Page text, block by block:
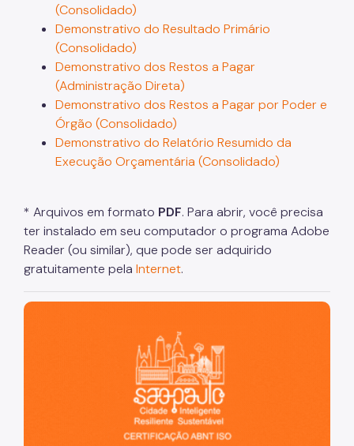
(Consolidado)
Demonstrativo do Resultado Primário
(Consolidado)
Demonstrativo dos Restos a Pagar
(Administração Direta)
Demonstrativo dos Restos a Pagar por Poder e
Órgão (Consolidado)
Demonstrativo do Relatório Resumido da
Execução Orçamentária (Consolidado)
* Arquivos em formato PDF. Para abrir, você precisa
ter instalado em seu computador o programa Adobe
Reader (ou similar), que pode ser adquirido
gratuitamente pela Internet.
São Paulo, cidade inteligente, resiliente e sustentável